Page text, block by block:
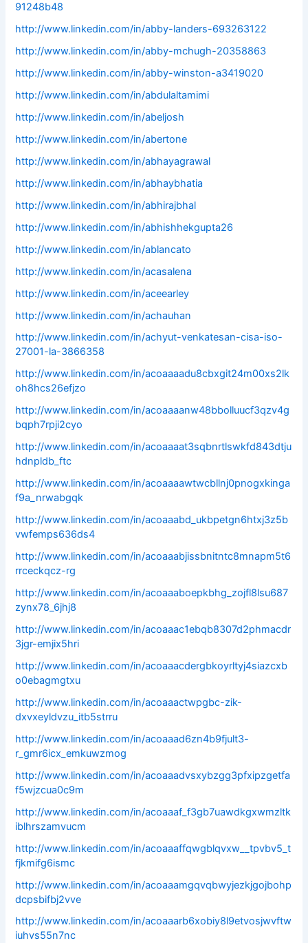
91248b48
http://www.linkedin.com/in/abby-landers-693263122
http://www.linkedin.com/in/abby-mchugh-20358863
http://www.linkedin.com/in/abby-winston-a3419020
http://www.linkedin.com/in/abdulaltamimi
http://www.linkedin.com/in/abeljosh
http://www.linkedin.com/in/abertone
http://www.linkedin.com/in/abhayagrawal
http://www.linkedin.com/in/abhaybhatia
http://www.linkedin.com/in/abhirajbhal
http://www.linkedin.com/in/abhishhekgupta26
http://www.linkedin.com/in/ablancato
http://www.linkedin.com/in/acasalena
http://www.linkedin.com/in/aceearley
http://www.linkedin.com/in/achauhan
http://www.linkedin.com/in/achyut-venkatesan-cisa-iso-
27001-la-3866358
http://www.linkedin.com/in/acoaaaadu8cbxgit24m00xs2lk
oh8hcs26efjzo
http://www.linkedin.com/in/acoaaaanw48bbolluucf3qzv4g
bqph7rpji2cyo
http://www.linkedin.com/in/acoaaaat3sqbnrtlswkfd843dtju
hdnpldb_ftc
http://www.linkedin.com/in/acoaaaawtwcbllnj0pnogxkinga
f9a_nrwabgqk
http://www.linkedin.com/in/acoaaabd_ukbpetgn6htxj3z5b
vwfemps636ds4
http://www.linkedin.com/in/acoaaabjissbnitntc8mnapm5t6
rrceckqcz-rg
http://www.linkedin.com/in/acoaaaboepkbhg_zojfl8lsu687
zynx78_6jhj8
http://www.linkedin.com/in/acoaaac1ebqb8307d2phmacdr
3jgr-emjix5hri
http://www.linkedin.com/in/acoaaacdergbkoyrltyj4siazcxb
o0ebagmgtxu
http://www.linkedin.com/in/acoaaactwpgbc-zik-
dxvxeyldvzu_itb5strru
http://www.linkedin.com/in/acoaaad6zn4b9fjult3-
r_gmr6icx_emkuwzmog
http://www.linkedin.com/in/acoaaadvsxybzgg3pfxipzgetfa
f5wjzcua0c9m
http://www.linkedin.com/in/acoaaaf_f3gb7uawdkgxwmzltk
iblhrszamvucm
http://www.linkedin.com/in/acoaaaffqwgblqvxw__tpvbv5_t
fjkmifg6ismc
http://www.linkedin.com/in/acoaaamgqvqbwyjezkjgojbohp
dcpsbifbj2vve
http://www.linkedin.com/in/acoaaarb6xobiy8l9etvosjwvftw
iuhvs55n7nc